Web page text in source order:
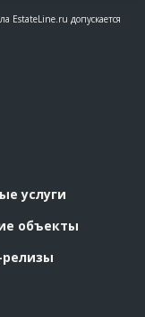
EstateLine.ru допускается
услуги
объекты
релизы